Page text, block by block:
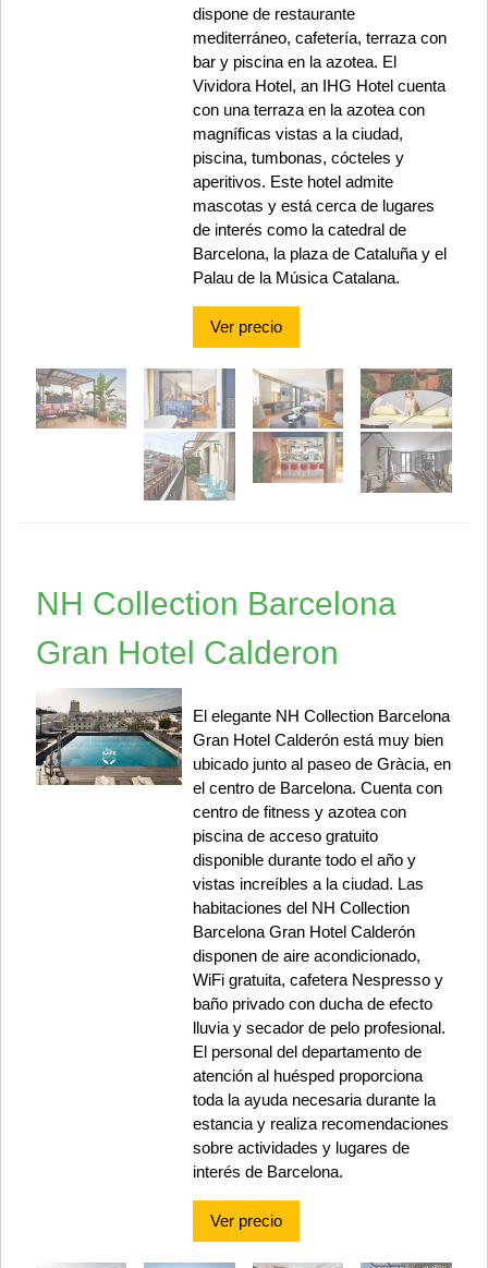
dispone de restaurante
mediterráneo, cafetería, terraza con
bar y piscina en la azotea. El
Vividora Hotel, an IHG Hotel cuenta
con una terraza en la azotea con
magníficas vistas a la ciudad,
piscina, tumbonas, cócteles y
aperitivos. Este hotel admite
mascotas y está cerca de lugares
de interés como la catedral de
Barcelona, la plaza de Cataluña y el
Palau de la Música Catalana.
Ver precio
NH Collection Barcelona
Gran Hotel Calderon
El elegante NH Collection Barcelona
Gran Hotel Calderón está muy bien
ubicado junto al paseo de Gràcia, en
el centro de Barcelona. Cuenta con
centro de fitness y azotea con
piscina de acceso gratuito
disponible durante todo el año y
vistas increíbles a la ciudad. Las
habitaciones del NH Collection
Barcelona Gran Hotel Calderón
disponen de aire acondicionado,
WiFi gratuita, cafetera Nespresso y
baño privado con ducha de efecto
lluvia y secador de pelo profesional.
El personal del departamento de
atención al huésped proporciona
toda la ayuda necesaria durante la
estancia y realiza recomendaciones
sobre actividades y lugares de
interés de Barcelona.
Ver precio